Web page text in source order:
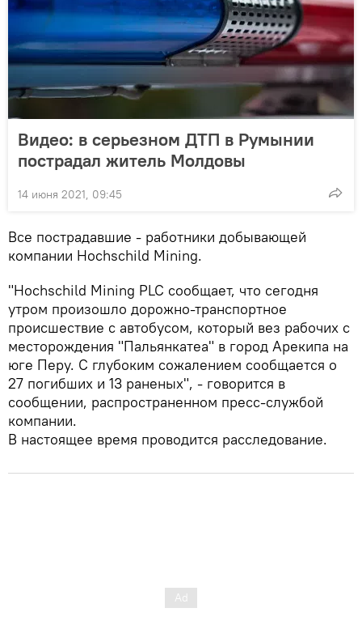
Видео: в серьезном ДТП в Румынии
пострадал житель Молдовы
14 июня 2021, 09:45
Все пострадавшие - работники добывающей
компании Hochschild Mining.
"Hochschild Mining PLC сообщает, что сегодня
утром произошло дорожно-транспортное
происшествие с автобусом, который вез рабочих с
месторождения "Пальянкатеа" в город Арекипа на
юге Перу. С глубоким сожалением сообщается о
27 погибших и 13 раненых", - говорится в
сообщении, распространенном пресс-службой
компании.
В настоящее время проводится расследование.